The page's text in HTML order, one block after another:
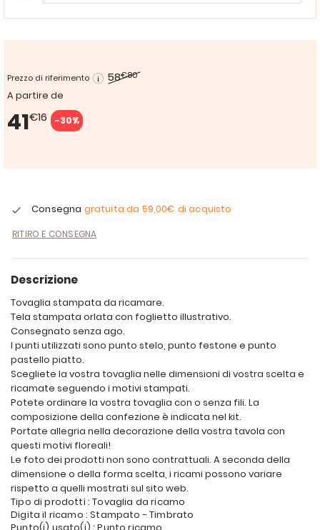
Prezzo di riferimento 58€80
A partire de
41€16 -30%
Consegna gratuita da 59,00€ di acquisto
RITIRO E CONSEGNA
Descrizione
Tovaglia stampata da ricamare.
Tela stampata orlata con foglietto illustrativo.
Consegnato senza ago.
I punti utilizzati sono punto stelo, punto festone e punto
pastello piatto.
Scegliete la vostra tovaglia nelle dimensioni di vostra scelta e
ricamate seguendo i motivi stampati.
Potete ordinare la vostra tovaglia con o senza fili. La
composizione della confezione è indicata nel kit.
Portate allegria nella decorazione della vostra tavola con
questi motivi floreali!
Le foto dei prodotti non sono contrattuali. A seconda della
dimensione o della forma scelta, i ricami possono variare
rispetto a quelli mostrati sul sito web.
Tipo di prodotti : Tovaglia da ricamo
Digita il ricamo : Stampato - Timbrato